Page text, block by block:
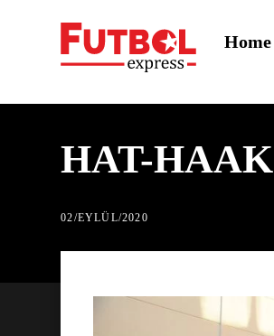
Home
HAT-
02/EYLÜL/2020